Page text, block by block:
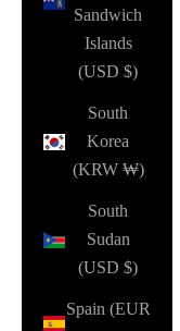
Sandwich
Islands
(USD $)
South
Korea
(KRW ₩)
South
Sudan
(USD $)
Spain (EUR